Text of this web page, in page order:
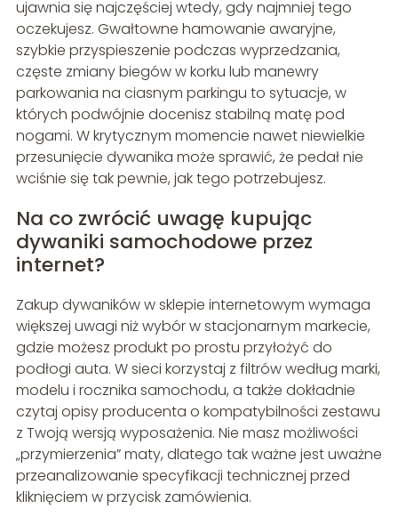
ujawnia się najczęściej wtedy, gdy najmniej tego
oczekujesz. Gwałtowne hamowanie awaryjne,
szybkie przyspieszenie podczas wyprzedzania,
częste zmiany biegów w korku lub manewry
parkowania na ciasnym parkingu to sytuacje, w
których podwójnie docenisz stabilną matę pod
nogami. W krytycznym momencie nawet niewielkie
przesunięcie dywanika może sprawić, że pedał nie
wciśnie się tak pewnie, jak tego potrzebujesz.
Na co zwrócić uwagę kupując
dywaniki samochodowe przez
internet?
Zakup dywaników w sklepie internetowym wymaga
większej uwagi niż wybór w stacjonarnym markecie,
gdzie możesz produkt po prostu przyłożyć do
podłogi auta. W sieci korzystaj z filtrów według marki,
modelu i rocznika samochodu, a także dokładnie
czytaj opisy producenta o kompatybilności zestawu
z Twoją wersją wyposażenia. Nie masz możliwości
„przymierzenia” maty, dlatego tak ważne jest uważne
przeanalizowanie specyfikacji technicznej przed
kliknięciem w przycisk zamówienia.